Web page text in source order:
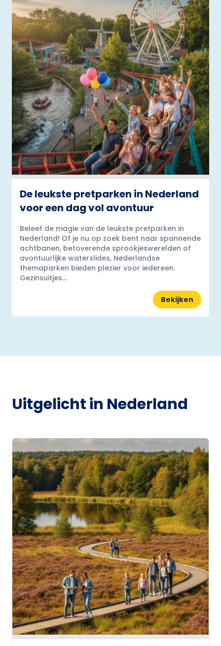
De leukste pretparken in Nederland
voor een dag vol avontuur
Beleef de magie van de leukste pretparken in
Nederland! Of je nu op zoek bent naar spannende
achtbanen, betoverende sprookjeswerelden of
avontuurlijke waterslides, Nederlandse
themaparken bieden plezier voor iedereen.
Gezinsuitjes...
Bekijken
Uitgelicht in Nederland